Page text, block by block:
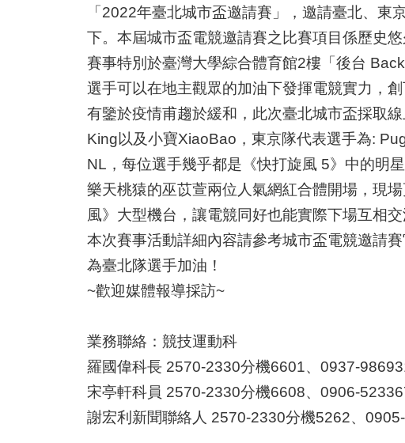
「2022年臺北城市盃邀請賽」，邀請臺北、
下。本屆城市盃電競邀請賽之比賽項目係歷史
賽事特別於臺灣大學綜合體育館2樓「後台
選手可以在地主觀眾的加油下發揮電競實力，創
有鑒於疫情甫趨於緩和，此次臺北城市盃採取
King以及小寶XiaoBao，東京隊代表選手為:
NL，每位選手幾乎都是《快打旋風 5》中的明
樂天桃猿的巫苡萱兩位人氣網紅合體開場，現
風》大型機台，讓電競同好也能實際下場互相交
本次賽事活動詳細內容請參考城市盃電競邀請
為臺北隊選手加油！
~歡迎媒體報導採訪~
業務聯絡：競技運動科
羅國偉科長 2570-2330分機6601、0937-
宋亭軒科員 2570-2330分機6608、0906-
謝宏利新聞聯絡人 2570-2330分機5262、